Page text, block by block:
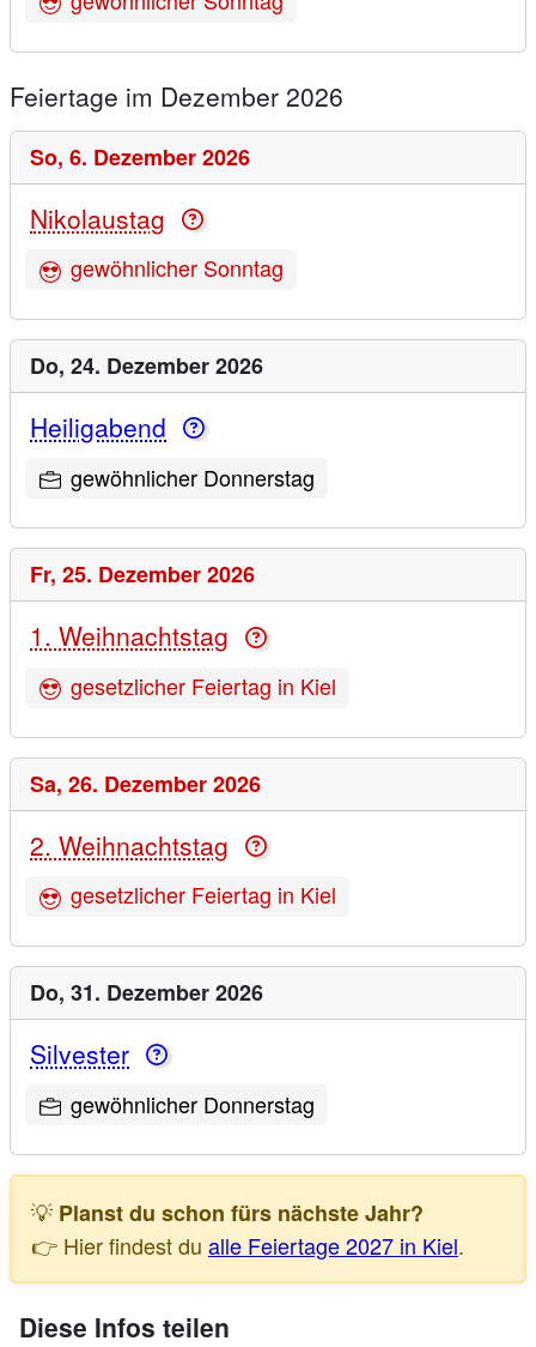
Feiertage im Dezember 2026
So, 6. Dezember 2026
Nikolaustag
gewöhnlicher Sonntag
Do, 24. Dezember 2026
Heiligabend
gewöhnlicher Donnerstag
Fr, 25. Dezember 2026
1. Weihnachtstag
gesetzlicher Feiertag in Kiel
Sa, 26. Dezember 2026
2. Weihnachtstag
gesetzlicher Feiertag in Kiel
Do, 31. Dezember 2026
Silvester
gewöhnlicher Donnerstag
💡 Planst du schon fürs nächste Jahr?
👉 Hier findest du alle Feiertage 2027 in Kiel.
Diese Infos teilen